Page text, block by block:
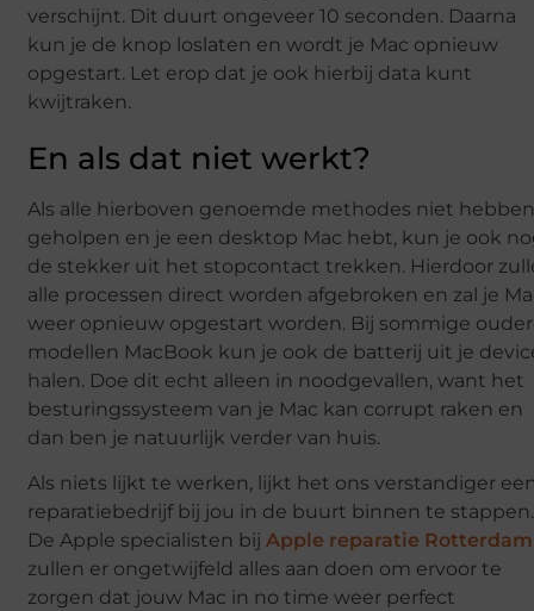
verschijnt. Dit duurt ongeveer 10 seconden. Daarna
kun je de knop loslaten en wordt je Mac opnieuw
opgestart. Let erop dat je ook hierbij data kunt
kwijtraken.
En als dat niet werkt?
Als alle hierboven genoemde methodes niet
geholpen en je een desktop Mac hebt, kun je ook
de stekker uit het stopcontact trekken. Hierdoor
alle processen direct worden afgebroken en zal je
weer opnieuw opgestart worden. Bij sommige
modellen MacBook kun je ook de batterij uit je
halen. Doe dit echt alleen in noodgevallen, want het
besturingssysteem van je Mac kan corrupt raken en
dan ben je natuurlijk verder van huis.
Als niets lijkt te werken, lijkt het ons verstandiger
reparatiebedrijf bij jou in de buurt binnen te stappen.
De Apple specialisten bijApple reparatie Rotterdam
zullen er ongetwijfeld alles aan doen om ervoor te
zorgen dat jouw Mac in no time weer perfect